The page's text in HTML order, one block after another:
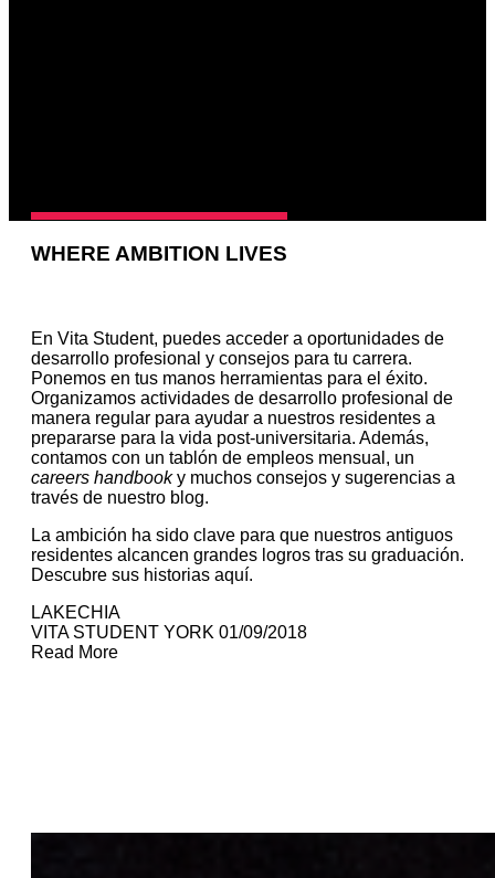
WHERE AMBITION LIVES
En Vita Student, puedes acceder a oportunidades de
desarrollo profesional y consejos para tu carrera.
Ponemos en tus manos herramientas para el éxito.
Organizamos actividades de desarrollo profesional de
manera regular para ayudar a nuestros residentes a
prepararse para la vida post-universitaria. Además,
contamos con un tablón de empleos mensual, un
careers handbooky muchos consejos y sugerencias a
través de nuestro blog.
La ambición ha sido clave para que nuestros antiguos
residentes alcancen grandes logros tras su graduación.
Descubre sus historias aquí.
LAKECHIA
VITA STUDENT YORK 01/09/2018
Read More